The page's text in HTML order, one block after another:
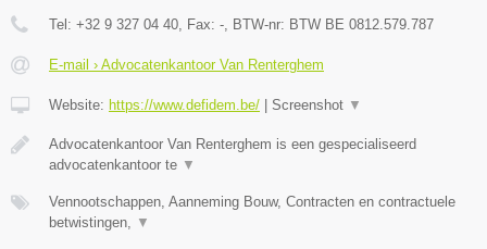
Tel: +32 9 327 04 40 , Fax: - , BTW-nr: BTW BE 0812.579.787
E-mail › Advocatenkantoor Van Renterghem
Website: https://www.defidem.be/ Screenshot ▼
Advocatenkantoor Van Renterghem is een gespecialiseerd
advocatenkantoor te ▼
Vennootschappen, Aanneming Bouw, Contracten en contractuele
betwistingen,
▼